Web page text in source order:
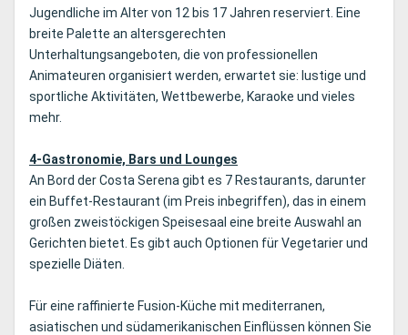
Jugendliche im Alter von 12 bis 17 Jahren reserviert. Eine
breite Palette an altersgerechten
Unterhaltungsangeboten, die von professionellen
Animateuren organisiert werden, erwartet sie: lustige und
sportliche Aktivitäten, Wettbewerbe, Karaoke und vieles
mehr.
4-Gastronomie, Bars und Lounges
An Bord der Costa Serena gibt es 7 Restaurants, darunter
ein Buffet-Restaurant (im Preis inbegriffen), das in einem
großen zweistöckigen Speisesaal eine breite Auswahl an
Gerichten bietet. Es gibt auch Optionen für Vegetarier und
spezielle Diäten.
Für eine raffinierte Fusion-Küche mit mediterranen,
asiatischen und südamerikanischen Einflüssen können Sie